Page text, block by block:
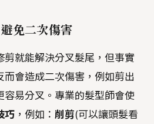
免二次傷害
剪就能解決分叉髮尾，但事實
而會造成二次傷害，例如剪出
容易分叉。專業的髮型師會使
巧 ，例如： 削剪(可以讓頭髮看